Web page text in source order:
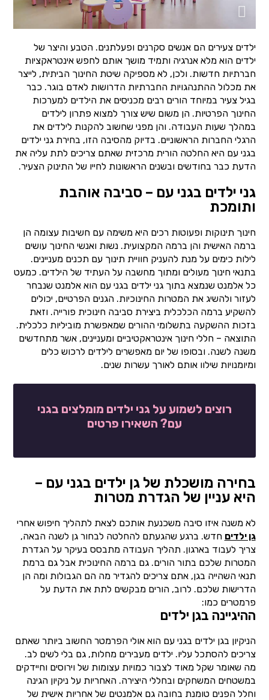
ילדים צעירים הם אנשים סקרנים ופעלתנים. הטבע והיצר של
ילדים הוא מלא אנרגיה ותמיד מושך אותם לחפש אינטראקציות
חברתיות חדשות. ולכן, לא מספיקה שיטת החינוך הביתית, לייצר
את מכלול ההתנהגויות החברתיות הדרושות לאדם בוגר. כבר
בגיל צעיר במיוחד הורים רבים מכניסים את הילדים למערכות
החינוך הפרטיות. הן משום שיש צורך למצוא פתרון לילדים
במהלך שעות העבודה. והן מפני שחשוב להקנות לילדים את
הרגלי החברות הראשוניים. בדיוק מהסיבה הזו, בחירת גני ילדים
בגני עם היא החלטה הורית מרכזית שאתם צריכים לתת עליה את
הדעת כבר בחודשים ובשנים הראשונות לחייו של התינוק הצעיר.
גני ילדים בגני עם – סביבה אוהבת
ותומכת
חינוך תינוקות ופעוטות רכים היא משימה עם חשיבות עצומה הן
ברמה האישית והן ברמה המקצועית. נשות ואנשי החינוך עושים
לילות כימים על מנת להעניק חוויית תינוך עם תכנים מעניינים.
בתנאי חינוך מעולים ומתוך מחשבה על העתיד של הילדים. כמעט
כל אלמנט שנמצא בתוך גני ילדים בגני עם הוא אלמנט שנבחר
לעזור ולהשיג את המטרות החינוכיות. הגנים הפרטיים, יכולים
להשקיע ברמה הכלכלית ביצירת סביבה חינוכית פורייה. וזאת
בזכות ההשקעה בתשלומי ההורים שמאפשרת מוביליות כלכלית.
התוצאה – חללי חינוך אינטראקטיביים ומעניינים, אשר מתחדשים
משנה לשנה. ובסופו של יום מאפשרים לילדים לרכוש כלים
ומיומנויות שילוו אותם לאורך עשרות שנים.
רוצים לשמוע על גני ילדים מומלצים בגני
עם? השאירו פרטים
בחירה מושכלת של גן ילדים בגני עם –
היא עניין של הגדרת מטרות
לא משנה איזו סיבה משכנעת אותכם לצאת לתהליך חיפוש אחרי
גן ילדים חדש. ברגע שהגעתם להחלטה לבחור גן לשנה הבאה,
צריך לעבוד בארגון. תהליך העבודה מתבסס בעיקר על הגדרת
המטרות שלכם בתור הורים. גם ברמה החינוכית אבל גם ברמת
תנאי השהייה בגן, אתם צריכים להגדיר מה הם הגבולות ומה הן
הדרישות שלכם. לרוב, הורים מבקשים לתת את הדעת על
פרמטרים כמו:
ההיגיינה בגן ילדים
הניקיון בגן ילדים בגני עם הוא אולי הפרמטר החשוב ביותר שאתם
צריכים להסתכל עליו. ילדים מעבירים מחלות, גם בלי לשים לב.
מה שאומר שקל מאוד לצבור כמויות עצומות של וירוסים וחיידקים
במשטחים המשחקים ובחללי היצירה. האחריות על ניקיון הגינה
וחלל הפנים טומנת בחובה גם אלמנטים של אחריות אישית של